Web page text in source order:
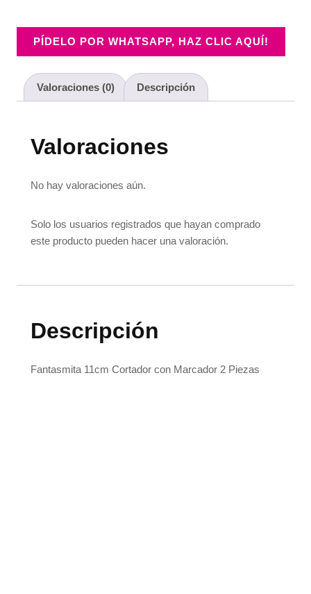
PÍDELO POR WHATSAPP, HAZ CLIC AQUÍ!
Valoraciones (0) Descripción
Valoraciones
No hay valoraciones aún.
Solo los usuarios registrados que hayan comprado
este producto pueden hacer una valoración.
Descripción
Fantasmita 11cm Cortador con Marcador 2 Piezas